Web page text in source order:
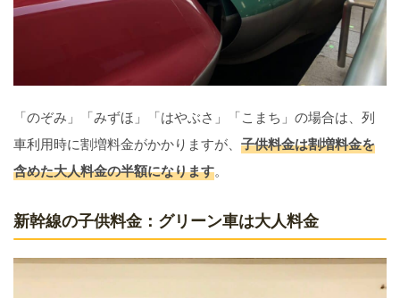
「のぞみ」「みずほ」「はやぶさ」「こまち」の場合は、列
車利用時に割増料金がかかりますが、 子供料金は割増料金を
含めた大人料金の半額になります。
新幹線の子供料金：グリーン車は大人料金